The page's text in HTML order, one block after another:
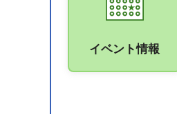
イベント情報